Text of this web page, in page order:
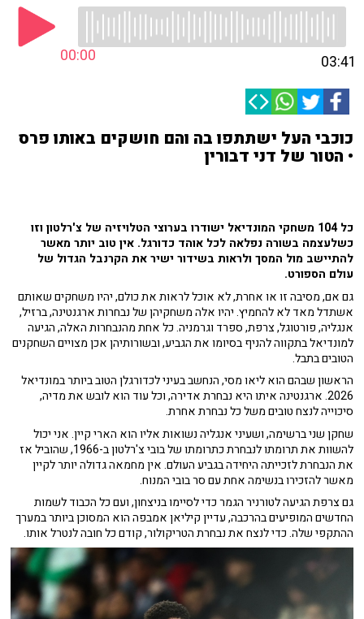
00:00 03:41
כוכבי העל ישתתפו בה והם חושקים באותו פרס
• הטור של דני דבורין
כל 104 משחקי המונדיאל ישודרו בערוצי הטלויזיה של צ'רלטון וזו
כשלעצמה בשורה נפלאה לכל אוהד כדורגל. אין טוב יותר מאשר
להתיישב מול המסך ולראות בשידור ישיר את הקרנבל הגדול של
עולם הספורט.
גם אם, מסיבה זו או אחרת, לא אוכל לראות את כולם, יהיו משחקים שאותם
אשתדל מאד לא להחמיץ. יהיו אלה משחקיהן של נבחרות ארגנטינה, ברזיל,
אנגליה, פורטוגל, צרפת, ספרד וגרמניה. כל אחת מהנבחרות האלה, הגיעה
למונדיאל בתקווה להניף בסיומו את הגביע, ובשורותיהן אכן מצויים השחקנים
הטובים בתבל.
הראשון שבהם הוא ליאו מסי, הנחשב בעיני לכדורגלן הטוב ביותר במונדיאל
2026. ארגנטינה איתו היא נבחרת אדירה, וכל עוד הוא לובש את מדיה,
סיכוייה לנצח טובים משל כל נבחרת אחרת.
שחקן שני ברשימה, ושעיני אנגליה נשואות אליו הוא הארי קיין. אני יכול
להשוות את תרומתו לנבחרת כתרומתו של בובי צ'רלטון ב-1966, שהוביל אז
את הנבחרת לזכייתה היחידה בגביע העולם. אין מחמאה גדולה יותר לקיין
מאשר להזכירו בנשימה אחת עם סר בובי המנוח.
גם צרפת הגיעה לטורניר הגמר כדי לסיימו בניצחון, ועם כל הכבוד לשמות
החדשים המופיעים בהרכבה, עדיין קיליאן אמבפה הוא המסוכן ביותר במערך
ההתקפי שלה. כדי לנצח את נבחרת הטריקולור, קודם כל חובה לנטרל אותו.